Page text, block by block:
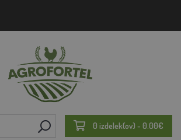
0 izdelek(ov) - 0.00€